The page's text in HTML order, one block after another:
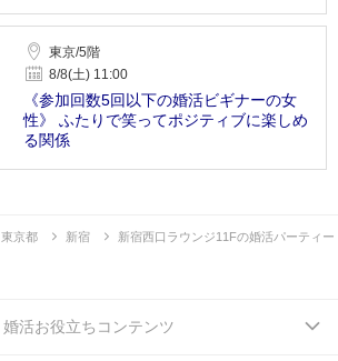
東京/5階
8/8(土) 11:00
《参加回数5回以下の婚活ビギナーの女
性》 ふたりで笑ってポジティブに楽しめ
る関係
東京都 新宿 新宿西口ラウンジ11Fの婚活パーティー
婚活お役立ちコンテンツ